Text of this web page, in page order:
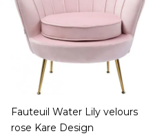
Fauteuil Water Lily velours
rose Kare Design